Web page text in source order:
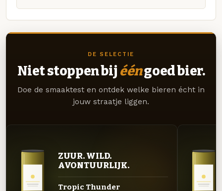
DE SELECTIE
Niet stoppen bij ééngoed bier.
Doe de smaaktest en ontdek welke bieren écht in
jouw straatje liggen.
ZUUR. WILD.
AVONTUURLIJK.
Tropic Thunder